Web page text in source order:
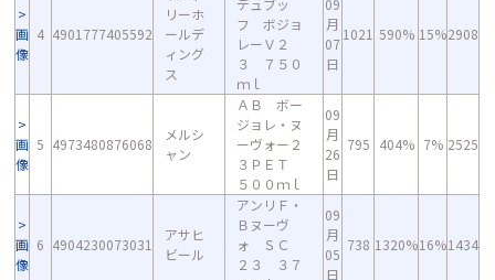
画
像
4 4901777405592
リーホ
ールデ
ィング
ス
デュブッ
フ ボジョ
レーＶ２
３ ７５０
ｍｌ
09
月
07
日
1021 590% 15%2908
画
像
5 4973480876068
メルシ
ャン
ＡＢ ボー
ジョレ・ヌ
ーヴォー２
３ＰＥＴ
５００ｍｌ
09
月
26
日
795 404% 7% 2525
画
像
6 4904230073031
アサヒ
ビール
アンリＦ・
Ｂヌーヴ
ォ ＳＣ
２３ ３７
09
月
05
日
738 1320%16%1434